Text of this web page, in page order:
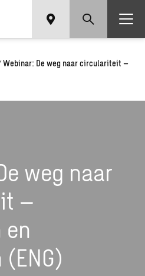
Webinar: De weg naar circulariteit –
weg naar
–